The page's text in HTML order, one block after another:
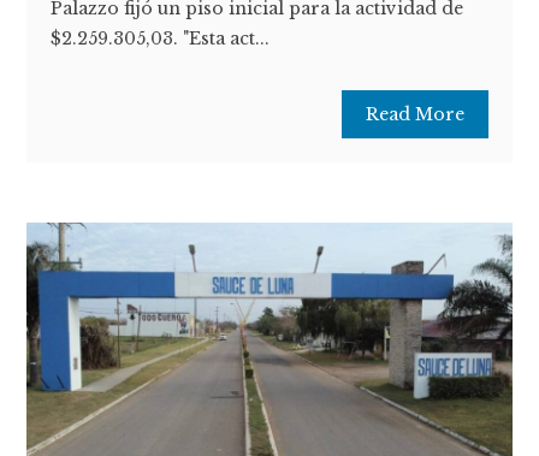
Palazzo fijó un piso inicial para la actividad de
$2.259.305,03. "Esta act...
Read More